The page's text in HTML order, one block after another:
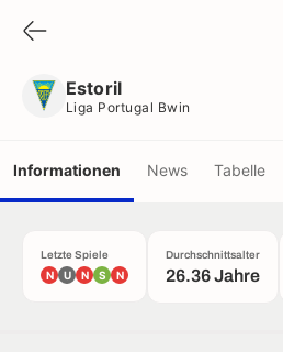
Estoril
Liga Portugal Bwin
Informationen News Tabelle
Letzte Spiele
N U N S N
Durchschnittsalter
26.36 Jahre